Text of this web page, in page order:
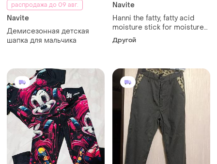
распродажа до 09 авг.
Navite
Демисезонная детская
шапка для мальчика
Navite
Hanni the fatty, fatty acid
moisture stick for moisture
barrier увлажняющий поток
с жирными кислотами, 70
Другой